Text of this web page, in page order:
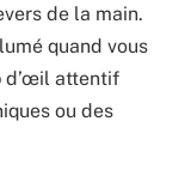
de la main.
quand vous
d’œil attentif
ou des